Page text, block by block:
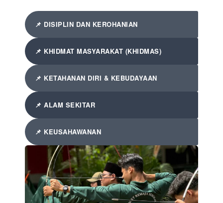
📌 DISIPLIN DAN KEROHANIAN
📌 KHIDMAT MASYARAKAT (KHIDMAS)
📌 KETAHANAN DIRI & KEBUDAYAAN
📌 ALAM SEKITAR
📌 KEUSAHAWANAN